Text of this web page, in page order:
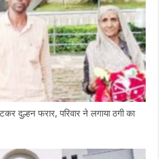
दुल्हन फरार, परिवार ने लगाया ठगी का